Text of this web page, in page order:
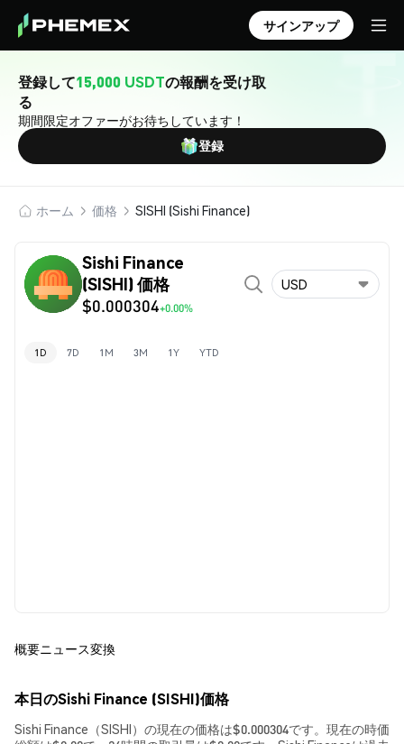
サインアップ
登録して15,000 USDTの報酬を受け取
る
期間限定オファーがお待ちしています！
登録
ホーム 価格 SISHI (Sishi Finance)
Sishi Finance
(SISHI) 価格
$0.000304+0.00%
USD
1D 7D 1M 3M 1Y YTD
概要ニュース変換
本日のSishi Finance (SISHI)価格
Sishi Finance（SISHI）の現在の価格は$0.000304です。現在の時価